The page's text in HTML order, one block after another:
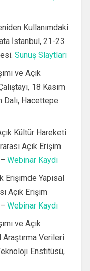
Kullanımdaki
İstanbul, 21-23
Sunuş Slaytları
ve Açık
18 Kasım
Hacettepe
Kültür Hareketi
Açık Erişim
Webinar Kaydı
Erişimde Yapısal
Açık Erişim
Webinar Kaydı
ve Açık
Verileri
Enstitüsü,